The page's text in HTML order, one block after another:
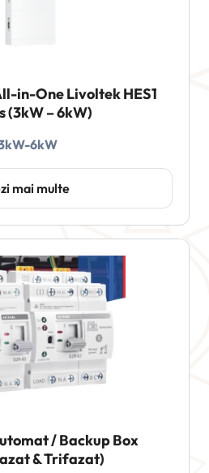
in-One Livoltek HES1
(3kW – 6kW)
6kW
mai multe
/ Backup Box
& Trifazat)